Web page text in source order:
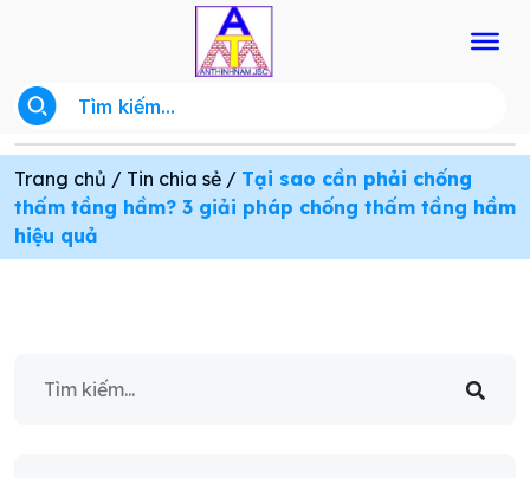
Trang chủ / Tin chia sẻ / Tại sao cần phải chống
thấm tầng hầm? 3 giải pháp chống thấm tầng hầm
hiệu quả